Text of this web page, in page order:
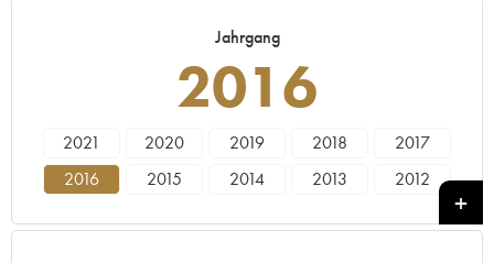
Jahrgang
2016
2021 2020 2019 2018
2017
2016
2015 2014 2013
2012